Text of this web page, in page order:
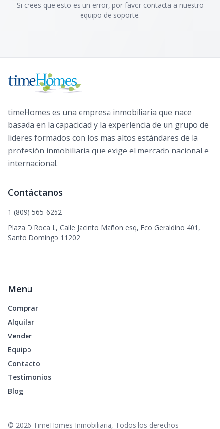
Si crees que esto es un error, por favor contacta a nuestro
equipo de soporte.
timeHomes es una empresa inmobiliaria que nace
basada en la capacidad y la experiencia de un grupo de
lideres formados con los mas altos estándares de la
profesión inmobiliaria que exige el mercado nacional e
internacional.
Contáctanos
1 (809) 565-6262
Plaza D'Roca L, Calle Jacinto Mañon esq, Fco Geraldino 401,
Santo Domingo 11202
Menu
Comprar
Alquilar
Vender
Equipo
Contacto
Testimonios
Blog
© 2026 TimeHomes Inmobiliaria, Todos los derechos